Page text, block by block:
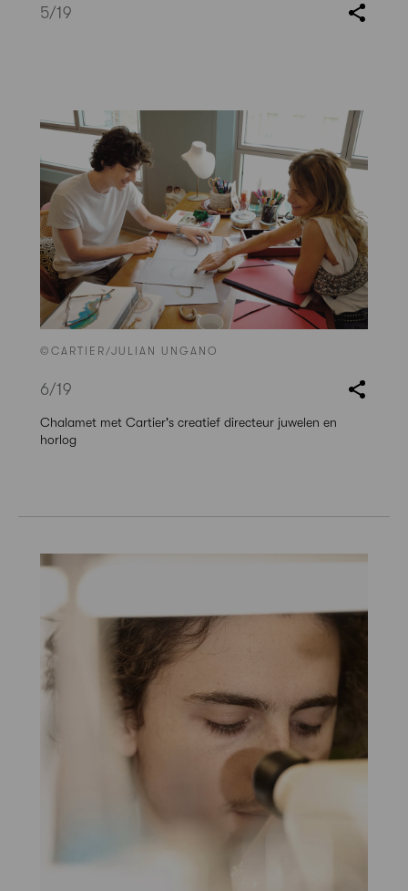
5/19
©CARTIER/JULIAN UNGANO
6/19
Chalamet met Cartier's creatief directeur juwelen en
horlog